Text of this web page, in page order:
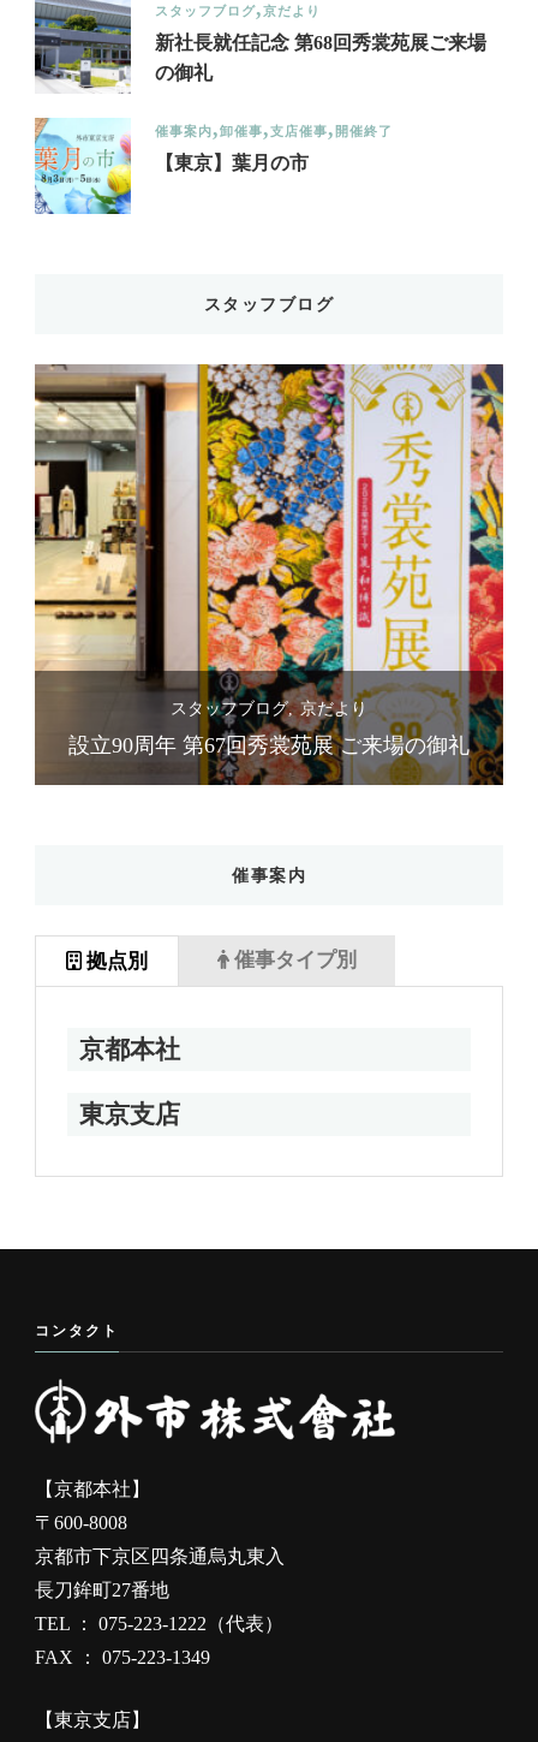
スタッフブログ 京だより
新社長就任記念 第68回秀裳苑展ご来場
の御礼
催事案内 卸催事 支店催事 開催終了
【東京】葉月の市
スタッフブログ
スタッフブログ 京だより
設立90周年 第67回秀裳苑展 ご来場の御礼
催事案内
拠点別
京都本社
東京支店
催事タイプ別
コンタクト
【京都本社】
〒600-8008
京都市下京区四条通烏丸東入
長刀鉾町27番地
TEL ： 075-223-1222（代表）
FAX ： 075-223-1349
【東京支店】